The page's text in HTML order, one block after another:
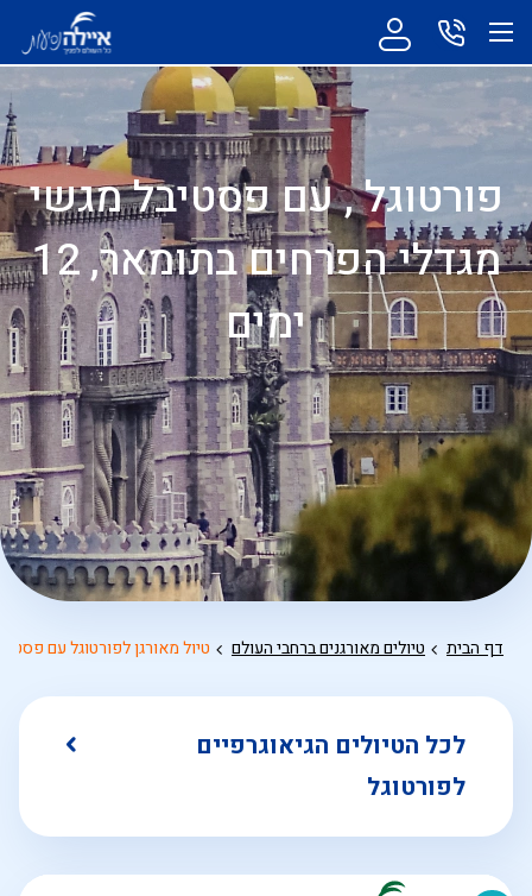
פורטוגל , עם פסטיבל מגשי
מגדלי הפרחים בתומאר, 12
ימים
דף הבית טיולים מאורגנים ברחבי העולם טיול מאורגן לפורטוגל עם
לכל הטיולים הגיאוגרפיים
לפורטוגל